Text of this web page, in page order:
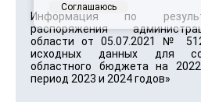
Информация по
распоряжения
области от 05.07.2021 №
исходных данных для
областного бюджета на
период 2023 и 2024 годов»
Соглашаюсь